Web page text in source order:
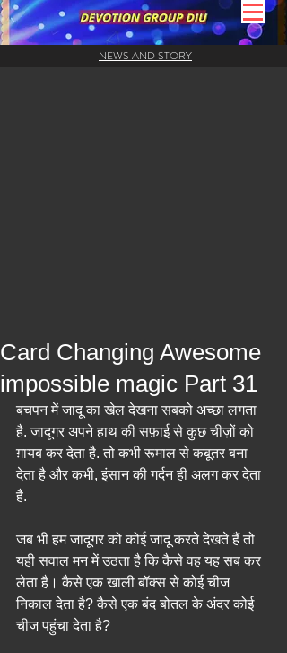
NEWS AND STORY
Card Changing Awesome
impossible magic Part 31
बचपन में जादू का खेल देखना सबको अच्छा लगता
है. जादूगर अपने हाथ की सफ़ाई से कुछ चीज़ों को
ग़ायब कर देता है. तो कभी रूमाल से कबूतर बना
देता है और कभी, इंसान की गर्दन ही अलग कर देता
है.
जब भी हम जादूगर को कोई जादू करते देखते हैं तो
यही सवाल मन में उठता है कि कैसे वह यह सब कर
लेता है। कैसे एक खाली बॉक्स से कोई चीज
निकाल देता है? कैसे एक बंद बोतल के अंदर कोई
चीज पहुंचा देता है?